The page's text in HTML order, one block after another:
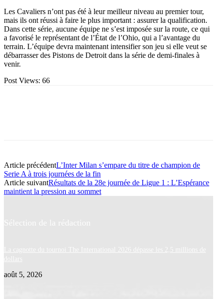
Les Cavaliers n’ont pas été à leur meilleur niveau au premier tour,
mais ils ont réussi à faire le plus important : assurer la qualification.
Dans cette série, aucune équipe ne s’est imposée sur la route, ce qui
a favorisé le représentant de l’État de l’Ohio, qui a l’avantage du
terrain. L’équipe devra maintenant intensifier son jeu si elle veut se
débarrasser des Pistons de Detroit dans la série de demi-finales à
venir.
Post Views: 66
Article précédentL’Inter Milan s’empare du titre de champion de
Serie A à trois journées de la fin
Article suivantRésultats de la 28e journée de Ligue 1 : L’Espérance
maintient la pression au sommet
Sélection de la rédaction
La cagnotte du tournoi The International 2026 dépasse les 2,5 millions de
dollars
août 5, 2026